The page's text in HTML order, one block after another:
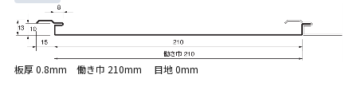
板厚 0.8mm 働き巾 210mm 目地 0mm